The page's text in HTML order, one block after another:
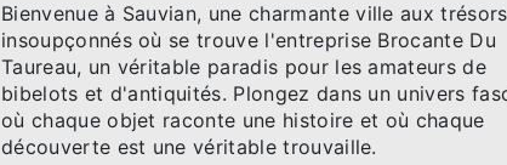
Bienvenue à Sauvian, une charmante ville aux trésors
insoupçonnés où se trouve l'entreprise Brocante Du
Taureau, un véritable paradis pour les amateurs de
bibelots et d'antiquités. Plongez dans un univers
où chaque objet raconte une histoire et où chaque
découverte est une véritable trouvaille.